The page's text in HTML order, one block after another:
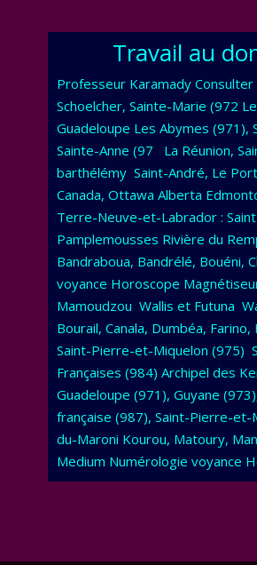
Travail au
Professeur Karamady
Schoelcher, Sainte-Marie (972
Guadeloupe Les Abymes
Sainte-Anne (97 La Réunion,
barthélémy Saint-André, Le
Canada, Ottawa Alberta
Terre-Neuve-et-Labrador :
Pamplemousses Rivière du
Bandraboua, Bandrélé, Bouéni,
voyance Horoscope
Mamoudzou Wallis et Futuna
Bourail, Canala, Dumbéa,
Saint-Pierre-et-Miquelon (975)
Françaises (984) Archipel des
Guadeloupe (971), Guyane
française (987), Saint-Pierre-et-
du-Maroni Kourou, Matoury,
Medium Numérologie voyance